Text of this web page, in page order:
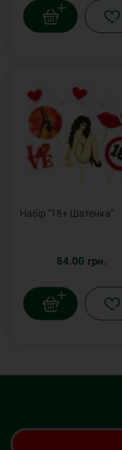
Набір "18+ Шатенка"
84.00 грн.